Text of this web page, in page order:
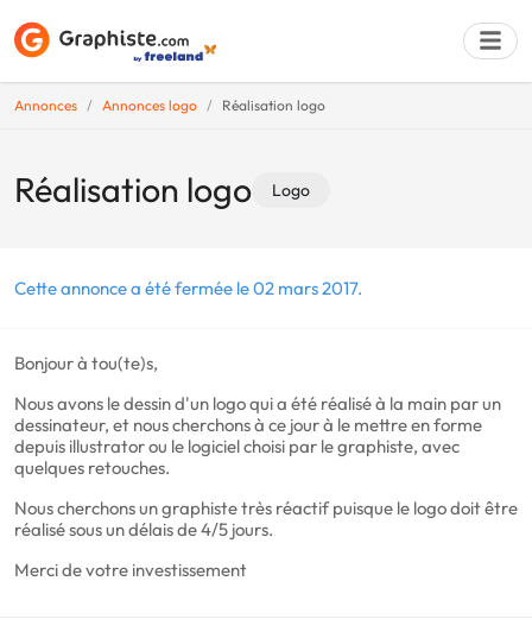
Annonces Annonces logo Réalisation logo
Réalisation logo Logo
Cette annonce a été fermée le 02 mars 2017.
Bonjour à tou(te)s,
Nous avons le dessin d'un logo qui a été réalisé à la main par un
dessinateur, et nous cherchons à ce jour à le mettre en forme
depuis illustrator ou le logiciel choisi par le graphiste, avec
quelques retouches.
Nous cherchons un graphiste très réactif puisque le logo doit être
réalisé sous un délais de 4/5 jours.
Merci de votre investissement